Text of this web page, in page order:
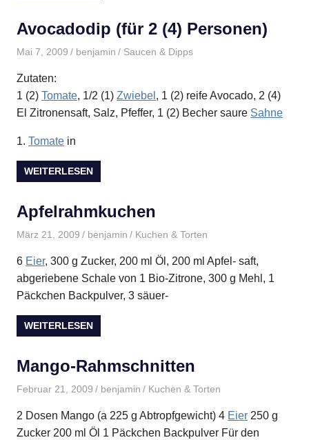
Avocadodip (für 2 (4) Personen)
Mai 7, 2009 benjamin Saucen & Dipps
Zutaten:
1 (2) Tomate, 1/2 (1) Zwiebel , 1 (2) reife Avocado, 2 (4)
El Zitronensaft, Salz, Pfeffer, 1 (2) Becher saure Sahne
1. Tomate in
WEITERLESEN
Apfelrahmkuchen
März 21, 2009 benjamin Kuchen & Torten
6 Eier, 300 g Zucker, 200 ml Öl, 200 ml Apfel- saft,
abgeriebene Schale von 1 Bio-Zitrone, 300 g Mehl, 1
Päckchen Backpulver, 3 säuer-
WEITERLESEN
Mango-Rahmschnitten
Februar 21, 2009 benjamin Kuchen & Torten
2 Dosen Mango (a 225 g Abtropfgewicht) 4 Eier 250 g
Zucker 200 ml Öl 1 Päckchen Backpulver Für den